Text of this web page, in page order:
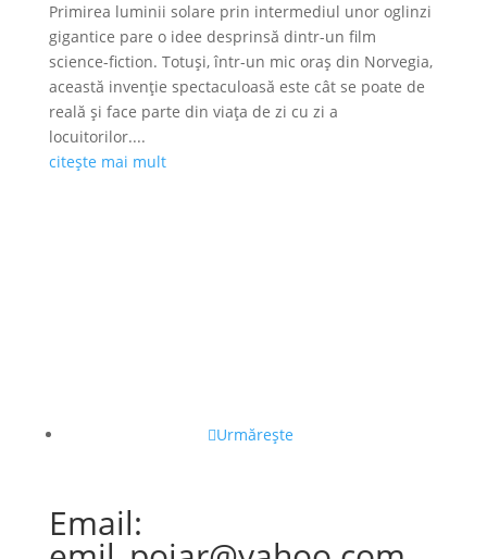
Primirea luminii solare prin intermediul unor oglinzi
gigantice pare o idee desprinsă dintr-un film
science-fiction. Totuși, într-un mic oraș din Norvegia,
această invenție spectaculoasă este cât se poate de
reală și face parte din viața de zi cu zi a
locuitorilor....
citește mai mult
Urmărește
Email: